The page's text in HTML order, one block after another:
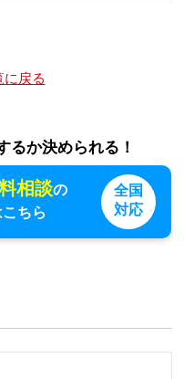
に戻る
るか決められる！
相談の
ちら
全国
対応